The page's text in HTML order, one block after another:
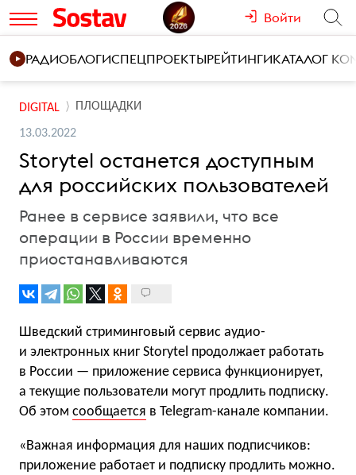
Войти
РАДИОБЛОГИСПЕЦПРОЕКТЫРЕЙТИНГИКАТАЛОГ
DIGITAL ПЛОЩАДКИ
13.03.2022
Storytel останется доступным
для российских пользователей
Ранее в сервисе заявили, что все
операции в России временно
приостанавливаются
Шведский стриминговый сервис аудио-
и электронных книг Storytel продолжает работать
в России — приложение сервиса функционирует,
а текущие пользователи могут продлить подписку.
Об этом сообщается в Telegram-канале компании.
«Важная информация для наших подписчиков:
приложение работает и подписку продлить можно.